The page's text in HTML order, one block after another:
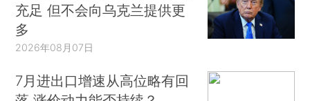
充足 但不会向乌克兰提供更
多
2026年08月07日
7月进出口增速从高位略有回